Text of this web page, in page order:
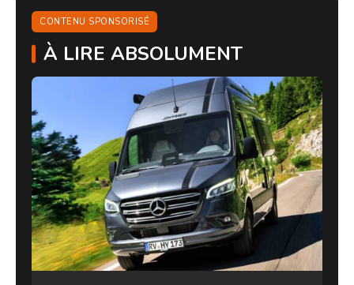
CONTENU SPONSORISÉ
À LIRE ABSOLUMENT